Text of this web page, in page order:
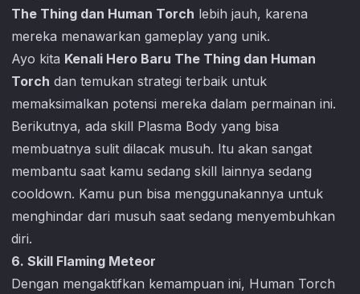
The Thing dan Human Torch lebih jauh, karena
mereka menawarkan gameplay yang unik.
Ayo kita Kenali Hero Baru The Thing dan Human
Torch dan temukan strategi terbaik untuk
memaksimalkan potensi mereka dalam permainan ini.
Berikutnya, ada skill Plasma Body yang bisa
membuatnya sulit dilacak musuh. Itu akan sangat
membantu saat kamu sedang skill lainnya sedang
cooldown. Kamu pun bisa menggunakannya untuk
menghindar dari musuh saat sedang menyembuhkan
diri.
6. Skill Flaming Meteor
Dengan mengaktifkan kemampuan ini, Human Torch